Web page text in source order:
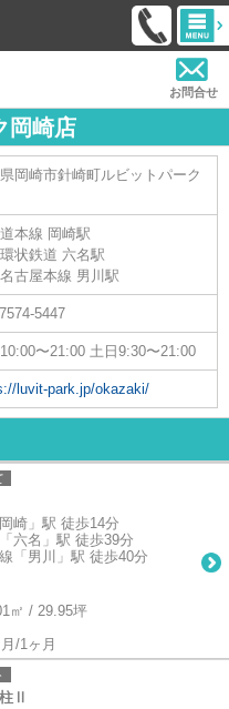
お問合せ
岡崎店
岡崎市針崎町ルビットパーク
本線 岡崎駅
状鉄道 六名駅
古屋本線 男川駅
5447
〜21:00 土日9:30〜21:00
luvit-park.jp/okazaki/
崎」駅 徒歩14分
六名」駅 徒歩39分
「男川」駅 徒歩40分
㎡ / 29.95坪
/1ヶ月
Ⅱ